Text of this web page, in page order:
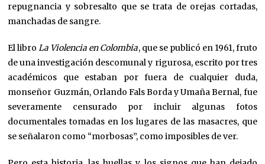
repugnancia y sobresalto que se trata de orejas cortadas,
manchadas de sangre.
El libroLa Violencia en Colombia, que se publicó en 1961, fruto
de una investigación descomunal y rigurosa, escrito por tres
académicos que estaban por fuera de cualquier duda,
monseñor Guzmán, Orlando Fals Borda y Umaña Bernal, fue
severamente censurado por incluir algunas fotos
documentales tomadas en los lugares de las masacres, que
se señalaron como “morbosas”, como imposibles de ver.